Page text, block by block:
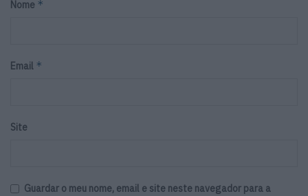
Nome *
Email *
Site
Guardar o meu nome, email e site neste navegador para a